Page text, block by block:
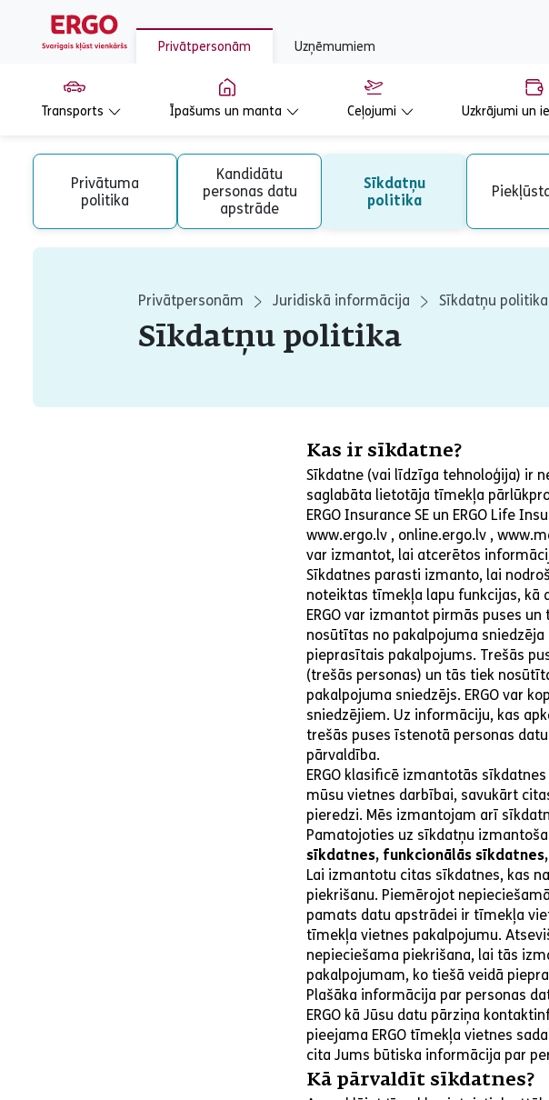
Privātpersonām Uzņēmumiem
Transports Īpašums un manta Ceļojumi Uzkrājumi un
Privātuma
politika
Kandidātu
personas datu
apstrāde
Sīkdatņu
politika
Privātpersonām Juridiskā informācija Sīkdatņu politika
Sīkdatņu politika
Kas ir sīkdatne?
Sīkdatne (vai līdzīga tehnoloģija) ir
saglabāta lietotāja tīmekļa
ERGO Insurance SE un ERGO Life
www.ergo.lv , online.ergo.lv ,
var izmantot, lai atcerētos
Sīkdatnes parasti izmanto, lai
noteiktas tīmekļa lapu funkcijas,
ERGO var izmantot pirmās puses
nosūtītas no pakalpojuma
pieprasītais pakalpojums. Trešās
(trešās personas) un tās tiek
pakalpojuma sniedzējs. ERGO var
sniedzējiem. Uz informāciju, kas
trešās puses īstenotā personas
pārvaldība.
ERGO klasificē izmantotās
mūsu vietnes darbībai, savukārt
pieredzi. Mēs izmantojam arī
Pamatojoties uz sīkdatņu
sīkdatnes, funkcionālās
Lai izmantotu citas sīkdatnes, kas
piekrišanu. Piemērojot
pamats datu apstrādei ir tīmekļa
tīmekļa vietnes pakalpojumu.
nepieciešama piekrišana, lai tās
pakalpojumam, ko tiešā veidā
Plašāka informācija par personas
ERGO kā Jūsu datu pārziņa
pieejama ERGO tīmekļa vietnes
cita Jums būtiska informācija par
Kā pārvaldīt sīkdatnes?